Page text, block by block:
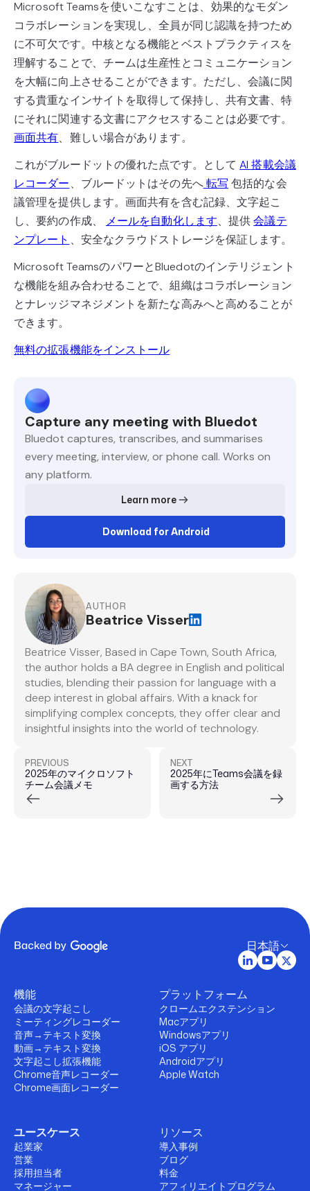
Microsoft Teamsを使いこなすことは、効果的なモダン
コラボレーションを実現し、全員が同じ認識を持つため
に不可欠です。中核となる機能とベストプラクティスを
理解することで、チームは生産性とコミュニケーション
を大幅に向上させることができます。ただし、会議に関
する貴重なインサイトを取得して保持し、共有文書、特
にそれに関連する文書にアクセスすることは必要です。
画面共有、難しい場合があります。
これがブルードットの優れた点です。としてAI 搭載会議
レコーダー、ブルードットはその先へ転写 包括的な会
議管理を提供します。画面共有を含む記録、文字起こ
し、要約の作成、 メールを自動化します、提供会議テ
ンプレート 、安全なクラウドストレージを保証します。
Microsoft TeamsのパワーとBluedotのインテリジェント
な機能を組み合わせることで、組織はコラボレーション
とナレッジマネジメントを新たな高みへと高めることが
できます。
無料の拡張機能をインストール
Capture any meeting with Bluedot
Bluedot captures, transcribes, and summarises
every meeting, interview, or phone call. Works on
any platform.
Learn more
Download for Android
AUTHOR
Beatrice Visser
Beatrice Visser, Based in Cape Town, South Africa,
the author holds a BA degree in English and political
studies, blending their passion for language with a
deep interest in global affairs. With a knack for
simplifying complex concepts, they offer clear and
insightful insights into the world of technology.
PREVIOUS
2025年のマイクロソフト
チーム会議メモ
NEXT
2025年にTeams会議を録
画する方法
日本語
機能
会議の文字起こし
ミーティングレコーダー
音声→テキスト変換
動画→テキスト変換
文字起こし拡張機能
Chrome音声レコーダー
Chrome画面レコーダー
プラットフォーム
クロームエクステンション
Macアプリ
Windowsアプリ
iOS アプリ
Androidアプリ
Apple Watch
ユースケース
起業家
営業
採用担当者
マネージャー
リソース
導入事例
ブログ
料金
アフィリエイトプログラム